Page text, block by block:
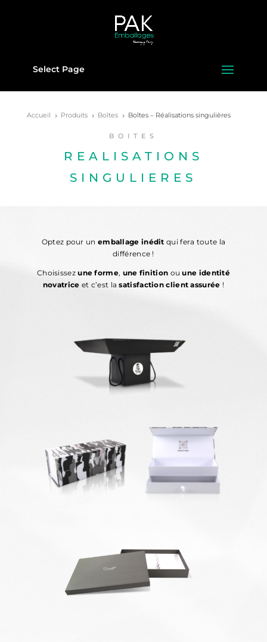
Select Page
Accueil 5 Produits 5 Boîtes 5 Boîtes – Réalisations singulières
BOITES
REALISATIONS
SINGULIERES
Optez pour un emballage inédit qui fera toute la
différence !
Choisissezune forme, une finition ouune identité
novatrice et c’est lasatisfaction client assurée !